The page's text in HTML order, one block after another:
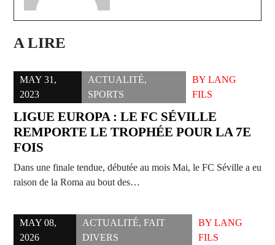
A LIRE
MAY 31,
2023
ACTUALITÉ,
SPORTS
BY LANG
FILS
LIGUE EUROPA : LE FC SÉVILLE
REMPORTE LE TROPHÉE POUR LA 7E
FOIS
Dans une finale tendue, débutée au mois Mai, le FC Séville a eu
raison de la Roma au bout des…
MAY 08,
2026
ACTUALITÉ, FAIT
DIVERS
BY LANG
FILS